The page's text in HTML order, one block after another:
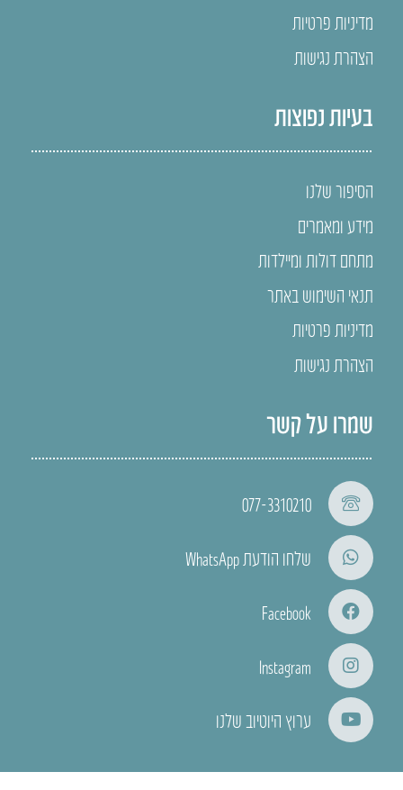
מדיניות פרטיות
הצהרת נגישות
בעיות נפוצות
הסיפור שלנו
מידע ומאמרים
מתחם דולות ומיילדות
תנאי השימוש באתר
מדיניות פרטיות
הצהרת נגישות
שמרו על קשר
077-3310210
שלחו הודעת WhatsApp
Facebook
Instagram
ערוץ היוטיוב שלנו